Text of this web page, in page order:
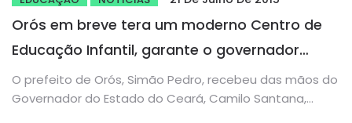
Orós em breve tera um moderno Centro de
Educação Infantil, garante o governador
Camilo Santana
O prefeito de Orós, Simão Pedro, recebeu das mãos do
Governador do Estado do Ceará, Camilo Santana,